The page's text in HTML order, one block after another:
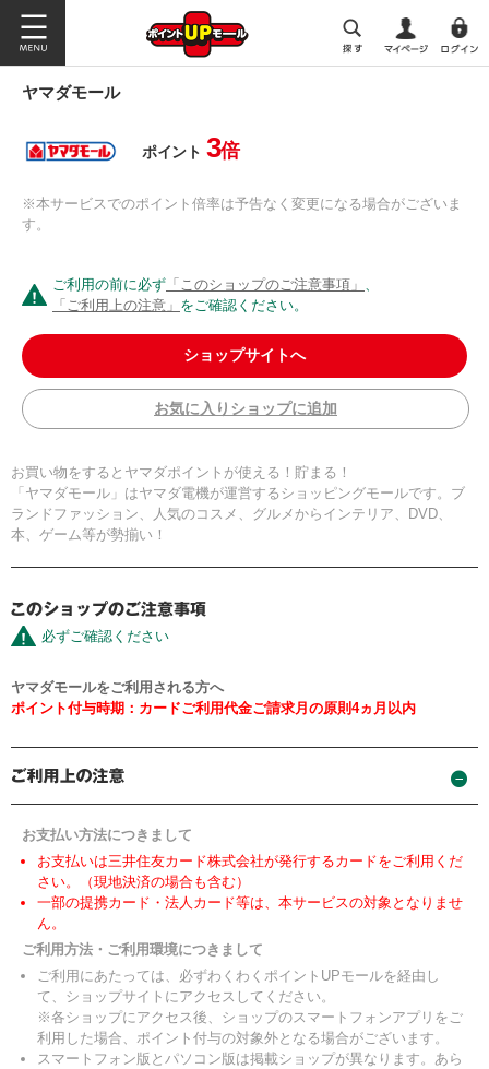
ヤマダモール
ポイント 3倍
※本サービスでのポイント倍率は予告なく変更になる場合がございま
す。
ご利用の前に必ず 「このショップのご注意事項」 、
「ご利用上の注意」 をご確認ください。
ショップサイトへ
お気に入りショップに追加
お買い物をするとヤマダポイントが使える！貯まる！
「ヤマダモール」はヤマダ電機が運営するショッピングモールです。ブ
ランドファッション、人気のコスメ、グルメからインテリア、DVD、
本、ゲーム等が勢揃い！
必ずご確認ください
ヤマダモールをご利用される方へ
ポイント付与時期：カードご利用代金ご請求月の原則4ヵ月以内
お支払い方法につきまして
お支払いは三井住友カード株式会社が発行するカードをご利用くだ
さい。（現地決済の場合も含む）
一部の提携カード・法人カード等は、本サービスの対象となりませ
ん。
ご利用方法・ご利用環境につきまして
ご利用にあたっては、必ずわくわくポイントUPモールを経由し
て、ショップサイトにアクセスしてください。
※各ショップにアクセス後、ショップのスマートフォンアプリをご
利用した場合、ポイント付与の対象外となる場合がございます。
スマートフォン版とパソコン版は掲載ショップが異なります。あら